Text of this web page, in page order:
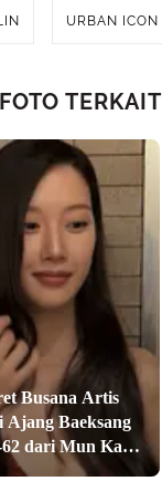
URBAN ICON
FOTO TERKAIT
Busana Artis
Ajang Baeksang
dari Mun Ka
Ye Jin